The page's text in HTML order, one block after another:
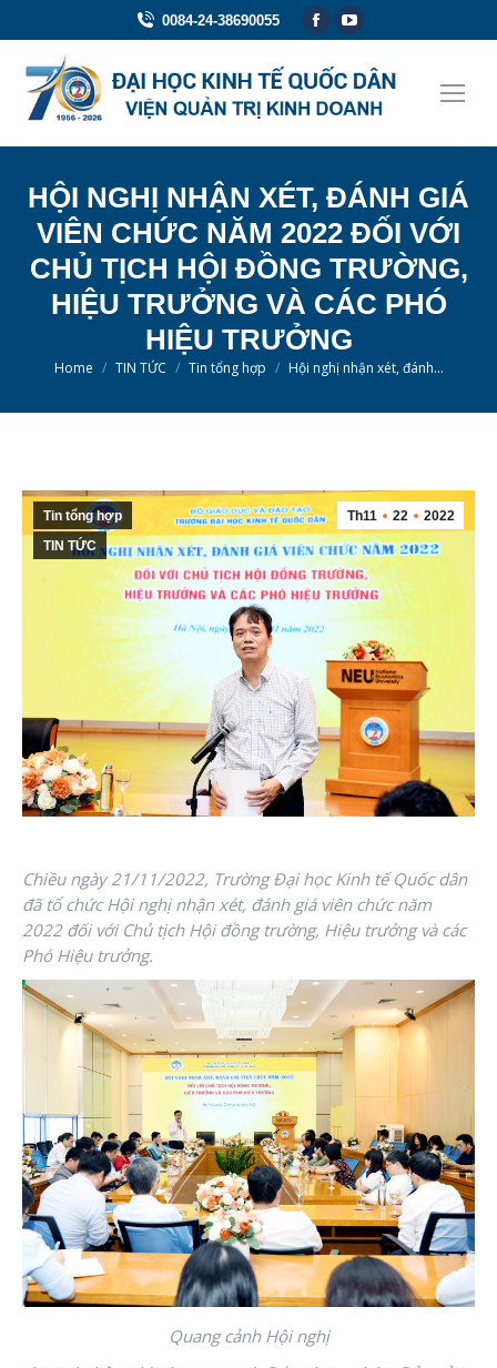
0084-24-38690055
Facebook
opens
in
YouTube
opens
in
HỘI NGHỊ NHẬN XÉT, ĐÁNH GIÁ
VIÊN CHỨC NĂM 2022 ĐỐI VỚI
CHỦ TỊCH HỘI ĐỒNG TRƯỜNG,
HIỆU TRƯỞNG VÀ CÁC PHÓ
HIỆU TRƯỞNG
You are here:
Home TIN TỨC Tin tổng hợp Hội nghị nhận xét, đánh…
Th11 22 2022
Tin tổng hợp
TIN TỨC
Chiều ngày 21/11/2022, Trường Đại học Kinh tế Quốc dân
đã tổ chức Hội nghị nhận xét, đánh giá viên chức năm
2022 đối với Chủ tịch Hội đồng trường, Hiệu trưởng và các
Phó Hiệu trưởng.
Quang cảnh Hội nghị